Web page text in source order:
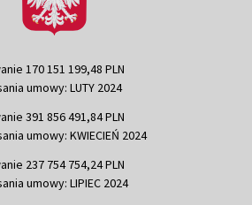
170 151 199,48 PLN
umowy: LUTY 2024
391 856 491,84 PLN
umowy: KWIECIEŃ 2024
237 754 754,24 PLN
umowy: LIPIEC 2024